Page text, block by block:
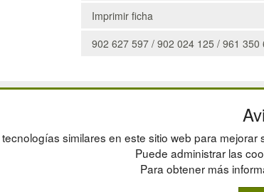
Imprimir ficha
902 627 597 / 902 024 125 / 961 350
A TU CUENTAsimilares en este sitio web para
Puede administrar las
Para obtener más